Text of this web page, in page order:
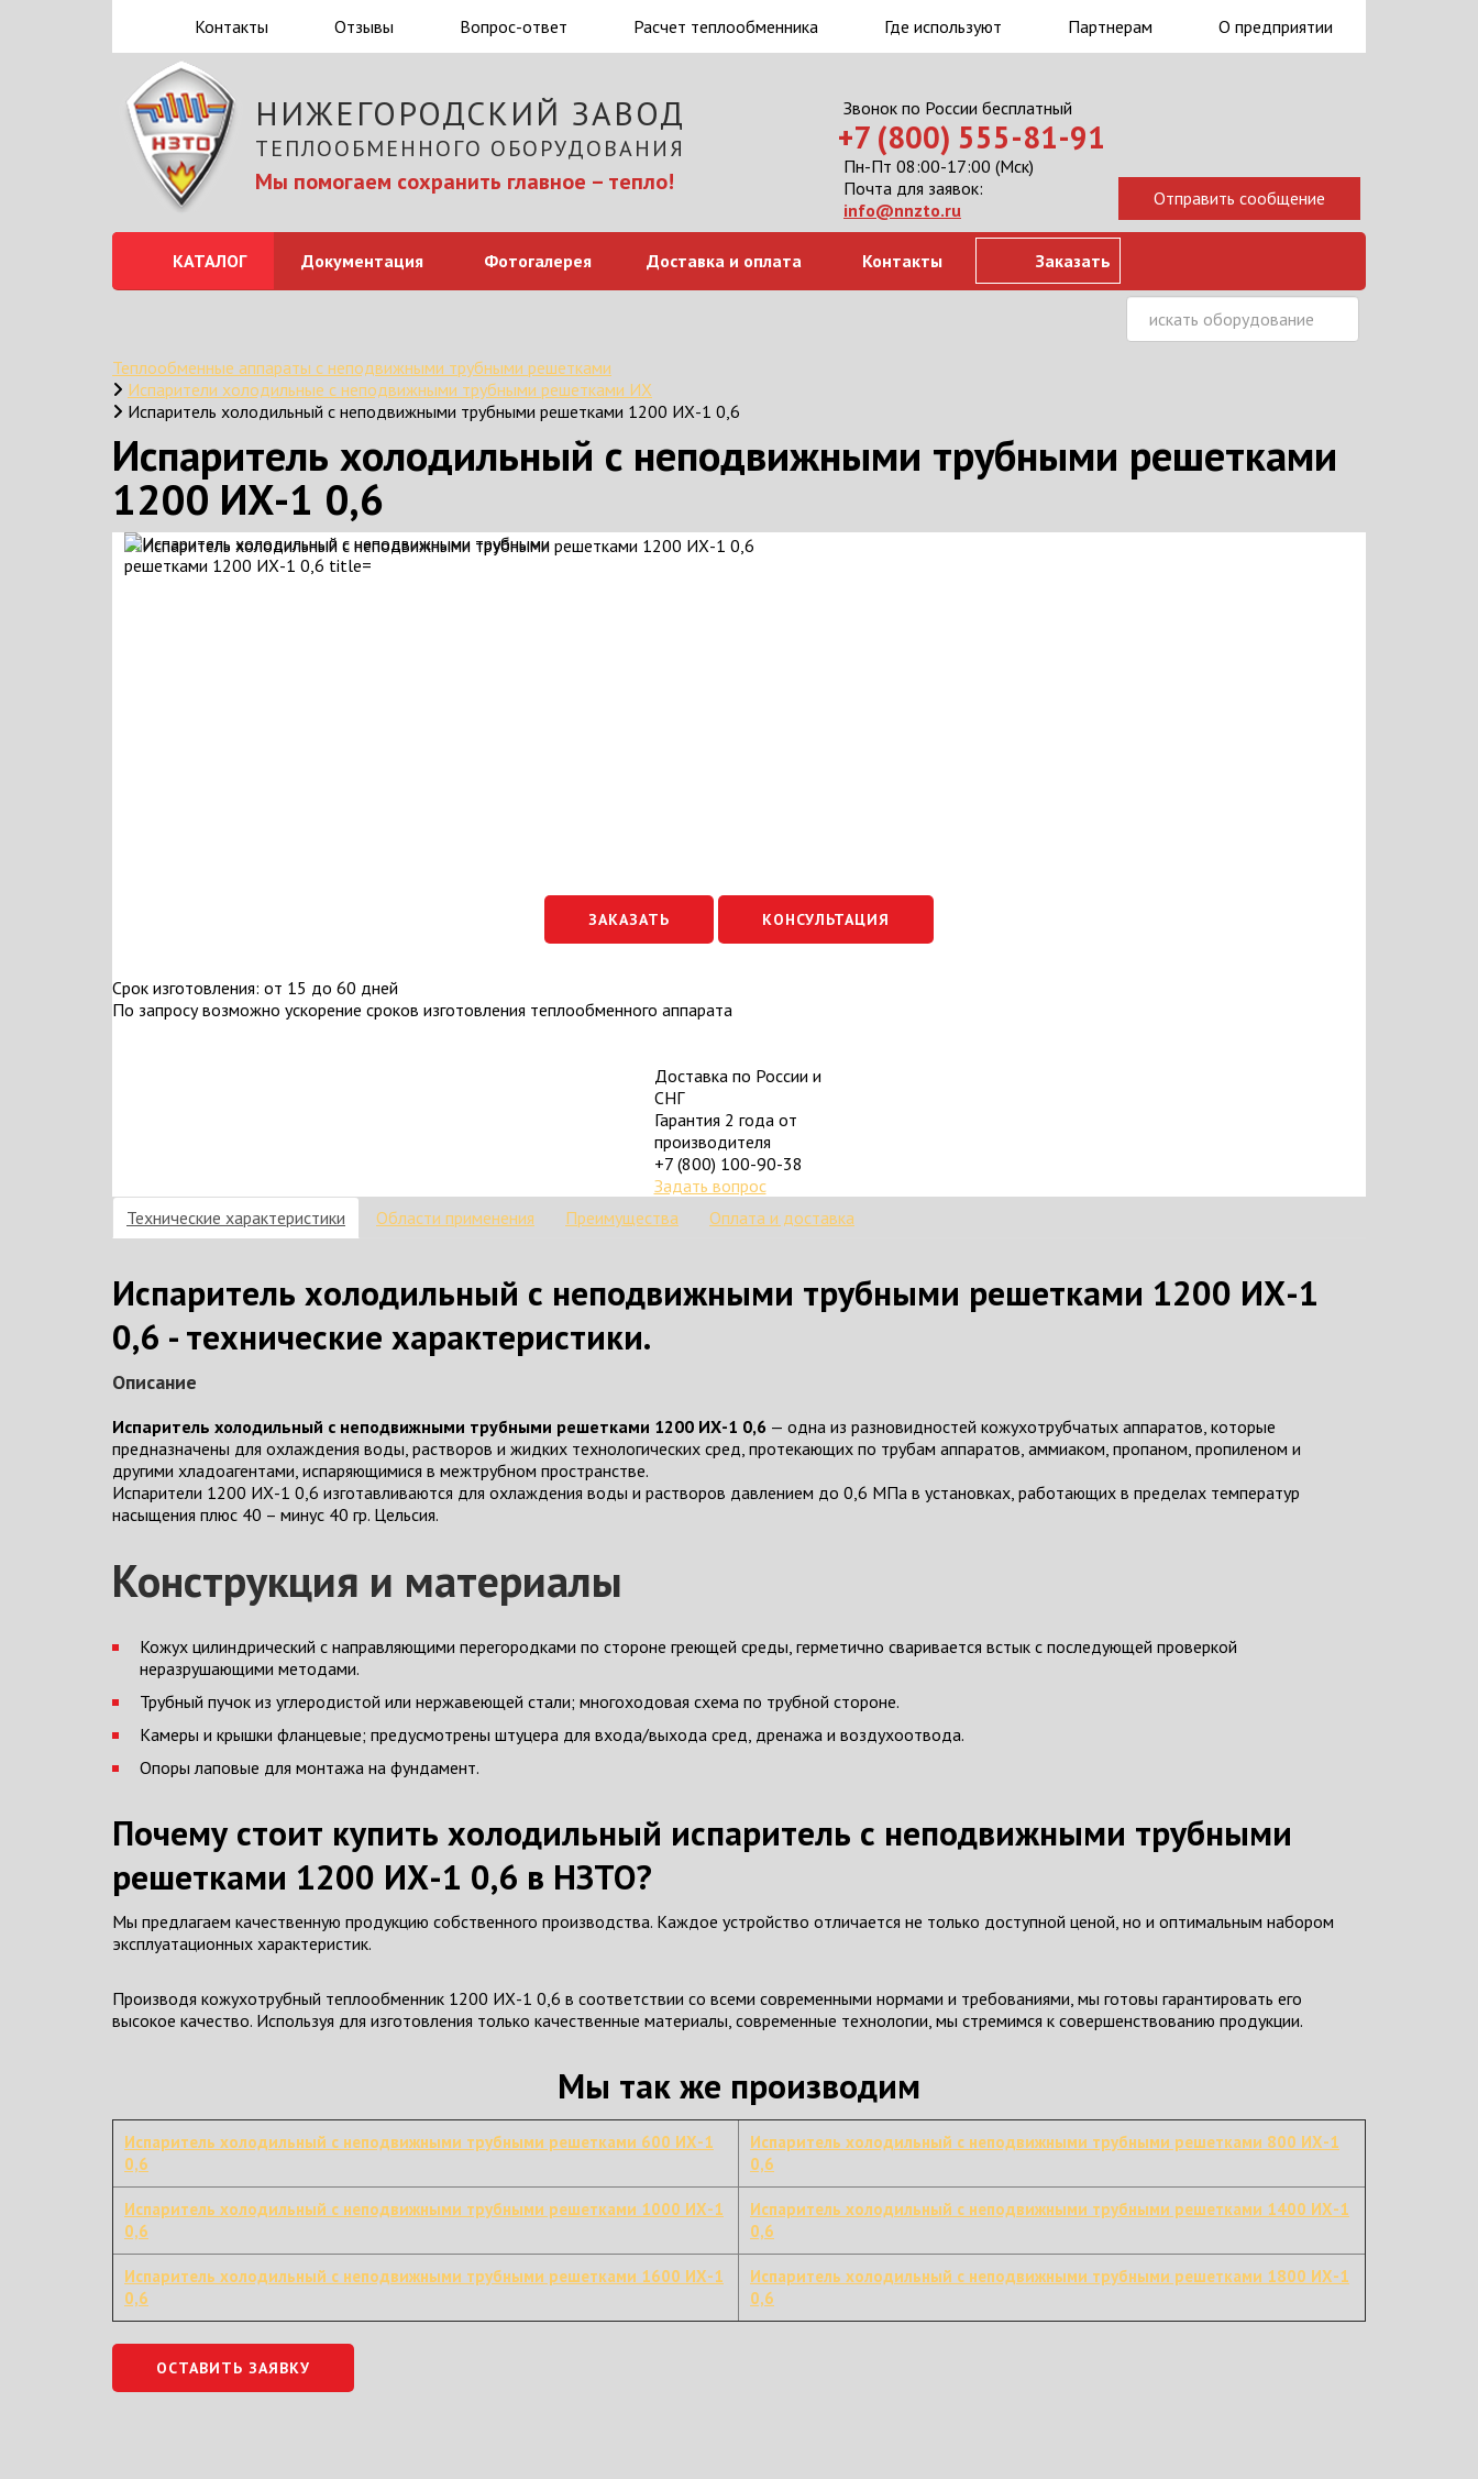
О предприятии
Партнерам
Где используют
Расчет теплообменника
Вопрос-ответ
Отзывы
Контакты
НИЖЕГОРОДСКИЙ ЗАВОД
ТЕПЛООБМЕННОГО ОБОРУДОВАНИЯ
Мы помогаем сохранить главное – тепло!
Звонок по России бесплатный
+7 (800) 555-81-91
Пн-Пт 08:00-17:00 (Мск)
Почта для заявок:
info@nnzto.ru
КАТАЛОГ Документация Фотогалерея Доставка и оплата Контакты Заказать
Теплообменные аппараты с неподвижными трубными решетками
Испарители холодильные с неподвижными трубными решетками ИХ
Испаритель холодильный с неподвижными трубными решетками 1200 ИХ-1 0,6
Испаритель холодильный с неподвижными трубными решетками
1200 ИХ-1 0,6
ЗАКАЗАТЬ КОНСУЛЬТАЦИЯ
Срок изготовления: от 15 до 60 дней
По запросу возможно ускорение сроков изготовления теплообменного аппарата
Доставка по России и
СНГ
Гарантия 2 года от
производителя
+7 (800) 100-90-38
Задать вопрос
Технические характеристики
Области применения Преимущества Оплата и доставка
Испаритель холодильный с неподвижными трубными решетками 1200 ИХ-1
0,6 - технические характеристики.
Описание
Испаритель холодильный с неподвижными трубными решетками 1200 ИХ-1 0,6 — одна из разновидностей кожухотрубчатых аппаратов, которые
предназначены для охлаждения воды, растворов и жидких технологических сред, протекающих по трубам аппаратов, аммиаком, пропаном, пропиленом и
другими хладоагентами, испаряющимися в межтрубном пространстве.
Испарители 1200 ИХ-1 0,6 изготавливаются для охлаждения воды и растворов давлением до 0,6 МПа в установках, работающих в пределах температур
насыщения плюс 40 – минус 40 гр. Цельсия.
Конструкция и материалы
Кожух цилиндрический с направляющими перегородками по стороне греющей среды, герметично сваривается встык с последующей проверкой
неразрушающими методами.
Трубный пучок из углеродистой или нержавеющей стали; многоходовая схема по трубной стороне.
Камеры и крышки фланцевые; предусмотрены штуцера для входа/выхода сред, дренажа и воздухоотвода.
Опоры лаповые для монтажа на фундамент.
Почему стоит купить холодильный испаритель с неподвижными трубными
решетками 1200 ИХ-1 0,6 в НЗТО?
Мы предлагаем качественную продукцию собственного производства. Каждое устройство отличается не только доступной ценой, но и оптимальным набором
эксплуатационных характеристик.
Производя кожухотрубный теплообменник 1200 ИХ-1 0,6 в соответствии со всеми современными нормами и требованиями, мы готовы гарантировать его
высокое качество. Используя для изготовления только качественные материалы, современные технологии, мы стремимся к совершенствованию продукции.
Мы так же производим
Испаритель холодильный с неподвижными трубными решетками 600 ИХ-1
0,6
Испаритель холодильный с неподвижными трубными решетками 800 ИХ-1
0,6
Испаритель холодильный с неподвижными трубными решетками 1000 ИХ-1
0,6
Испаритель холодильный с неподвижными трубными решетками 1400 ИХ-1
0,6
Испаритель холодильный с неподвижными трубными решетками 1600 ИХ-1
0,6
Испаритель холодильный с неподвижными трубными решетками 1800 ИХ-1
0,6
ОСТАВИТЬ ЗАЯВКУ